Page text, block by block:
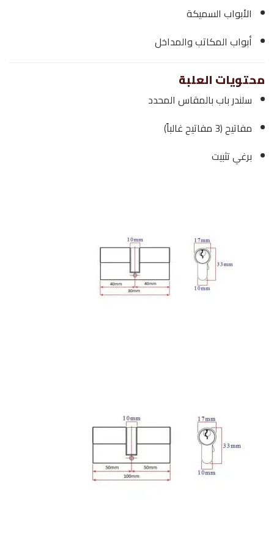
الأبواب السميكة
أبواب المكاتب والمداخل
محتويات العلبة
سلندر باب بالمقاس المحدد
مفاتيح (3 مفاتيح غالباً)
برغي تثبيت